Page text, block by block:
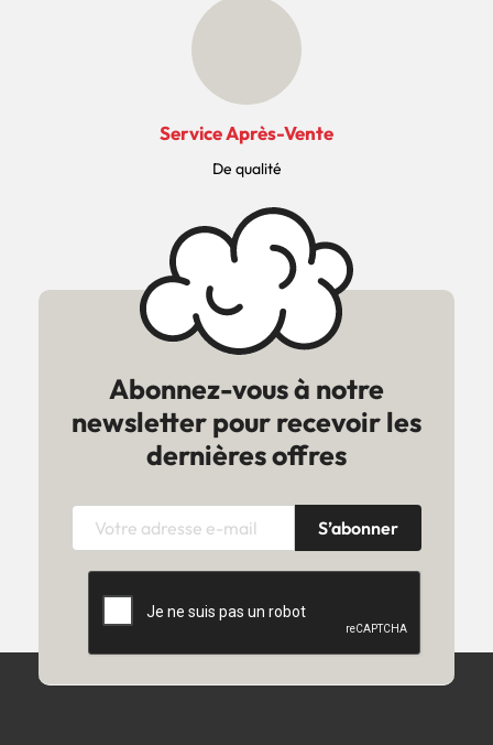
Service Après-Vente
De qualité
Abonnez-vous à notre
newsletter pour recevoir les
dernières offres